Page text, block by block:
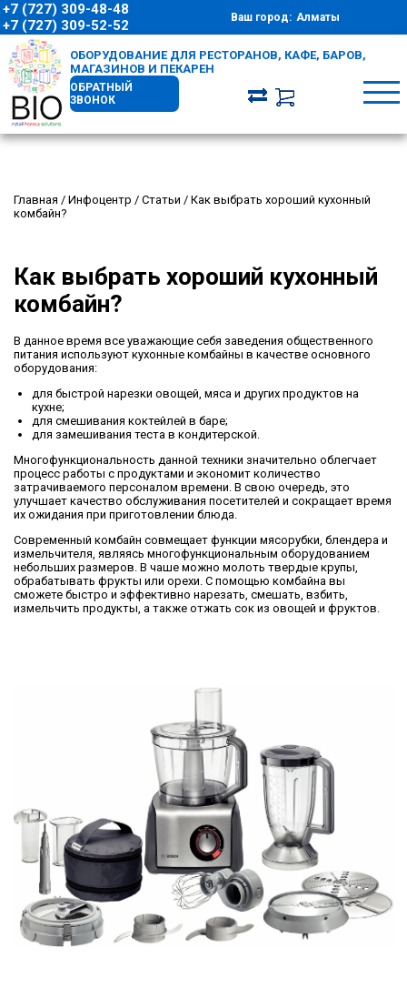
+7 (727) 309-48-48
+7 (727) 309-52-52
Ваш город: Алматы
ОБОРУДОВАНИЕ ДЛЯ РЕСТОРАНОВ, КАФЕ, БАРОВ,
МАГАЗИНОВ И ПЕКАРЕН
ОБРАТНЫЙ
ЗВОНОК
Главная / Инфоцентр / Статьи / Как выбрать хороший кухонный
комбайн?
Как выбрать хороший кухонный
комбайн?
В данное время все уважающие себя заведения общественного
питания используют кухонные комбайны в качестве основного
оборудования:
для быстрой нарезки овощей, мяса и других продуктов на
кухне;
для смешивания коктейлей в баре;
для замешивания теста в кондитерской.
Многофункциональность данной техники значительно облегчает
процесс работы с продуктами и экономит количество
затрачиваемого персоналом времени. В свою очередь, это
улучшает качество обслуживания посетителей и сокращает время
их ожидания при приготовлении блюда.
Современный комбайн совмещает функции мясорубки, блендера и
измельчителя, являясь многофункциональным оборудованием
небольших размеров. В чаше можно молоть твердые крупы,
обрабатывать фрукты или орехи. С помощью комбайна вы
сможете быстро и эффективно нарезать, смешать, взбить,
измельчить продукты, а также отжать сок из овощей и фруктов.